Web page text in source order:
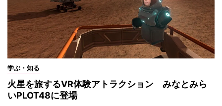
学ぶ・知る
火星を旅するVR体験アトラクション みなとみら
いPLOT48に登場